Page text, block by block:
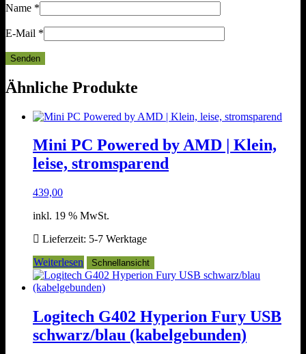
Name *
E-Mail *
Ähnliche Produkte
Mini PC Powered by AMD | Klein,
leise, stromsparend
439,00
inkl. 19 % MwSt.
Lieferzeit: 5-7 Werktage
Weiterlesen
Schnellansicht
Logitech G402 Hyperion Fury USB
schwarz/blau (kabelgebunden)